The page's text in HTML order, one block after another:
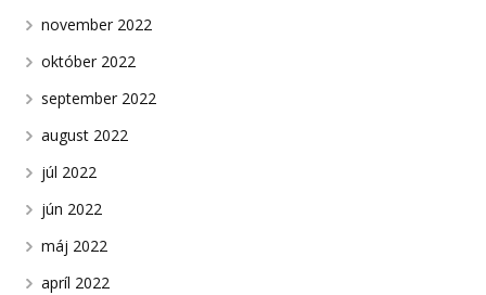
november 2022
október 2022
september 2022
august 2022
júl 2022
jún 2022
máj 2022
apríl 2022